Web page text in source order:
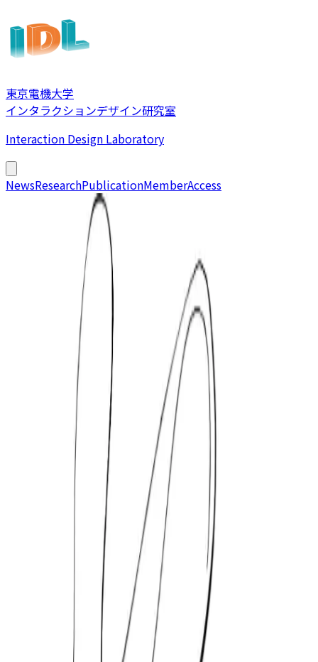
東京電機大学
インタラクションデザイン研究室
Interaction Design Laboratory
NewsResearchPublicationMemberAccess
ベクター線の制御点移動によるラフスケッチの強弱反映
関 大輝, 小玉 周平, 高橋 時市郎